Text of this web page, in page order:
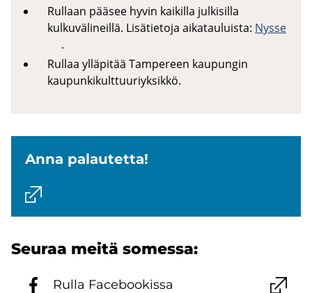
Rullaan pääsee hyvin kaikilla julkisilla
kulkuvälineillä. Lisätietoja aikatauluista: Nysse
.
Rullaa ylläpitää Tampereen kaupungin
kaupunkikulttuuriyksikkö.
Anna pa­lau­tet­ta!
Seu­raa meitä so­mes­sa:
Rulla Face­boo­kis­sa